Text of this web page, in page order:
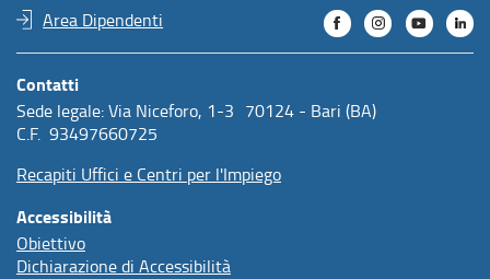
Area Dipendenti
Contatti
Sede legale: Via Niceforo, 1-3 70124 - Bari (BA)
C.F. 93497660725
Recapiti Uffici e Centri per l'Impiego
Accessibilità
Obiettivo
Dichiarazione di Accessibilità